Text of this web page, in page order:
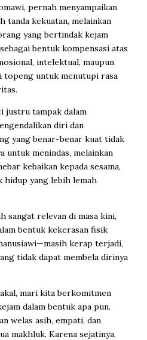
pernah menyampaikan
tanda kekuatan, melainkan
yang bertindak kejam
bentuk kompensasi atas
intelektual, maupun
topeng untuk menutupi rasa
justru tampak dalam
diri dan
yang benar-benar kuat tidak
untuk menindas, melainkan
kebaikan kepada sesama,
hidup yang lebih lemah
sangat relevan di masa kini,
bentuk kekerasan fisik
kerap terjadi,
tidak dapat membela dirinya
mari kita berkomitmen
dalam bentuk apa pun.
welas asih, empati, dan
makhluk. Karena sejatinya,